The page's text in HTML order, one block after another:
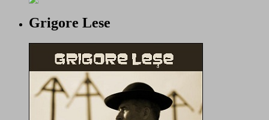
Grigore Lese